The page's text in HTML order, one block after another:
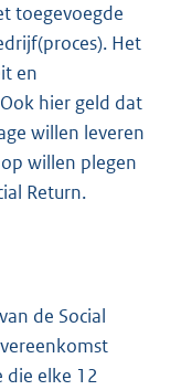
toegevoegde
Het
en
hier geld dat
willen leveren
willen plegen
Return.
de Social
elke 12